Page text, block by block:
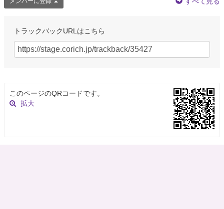
トラックバックURLはこちら
このページのQRコードです。
拡大